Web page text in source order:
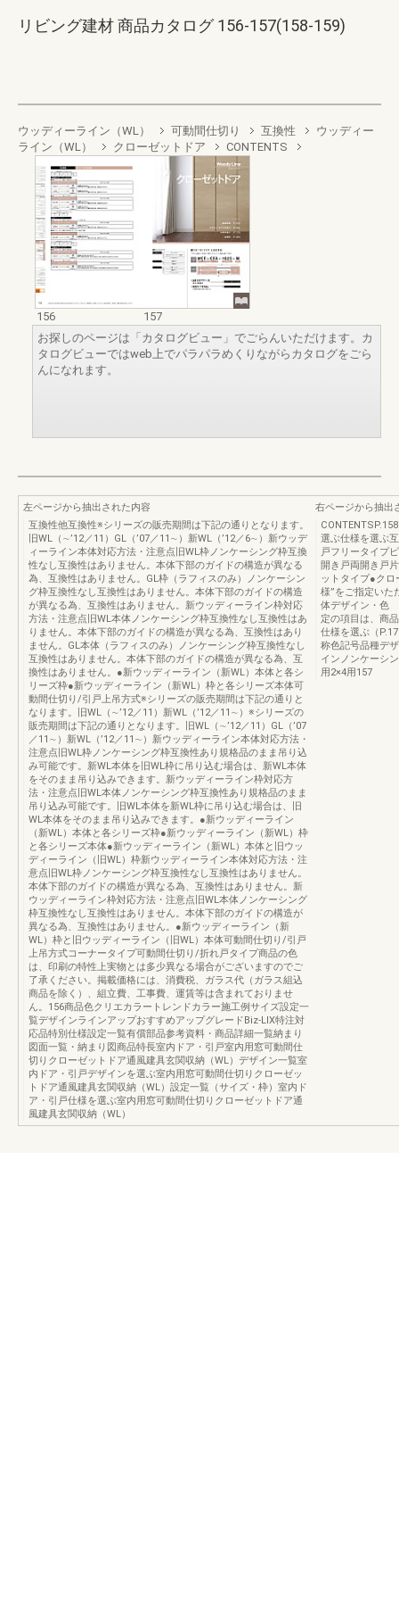
リビング建材 商品カタログ 156-157(158-159)
ウッディーライン（WL） 可動間仕切り 互換性
ウッディー
ライン（WL）
クローゼットドア CONTENTS
156
157
お探しのページは「カタログビュー」でごらんいただけます。カ
タログビューではweb上でパラパラめくりながらカタログをごら
んになれます。
左ページから抽出された内容
互換性他互換性※シリーズの販売期間は下記の通りとなります。
旧WL（∼’12／11）GL（’07／11∼）新WL（’12／6∼）新ウッデ
ィーライン本体対応方法・注意点旧WL枠ノンケーシング枠互換
性なし互換性はありません。本体下部のガイドの構造が異なる
為、互換性はありません。GL枠（ラフィスのみ）ノンケーシン
グ枠互換性なし互換性はありません。本体下部のガイドの構造
が異なる為、互換性はありません。新ウッディーライン枠対応
方法・注意点旧WL本体ノンケーシング枠互換性なし互換性はあ
りません。本体下部のガイドの構造が異なる為、互換性はあり
ません。GL本体（ラフィスのみ）ノンケーシング枠互換性なし
互換性はありません。本体下部のガイドの構造が異なる為、互
換性はありません。●新ウッディーライン（新WL）本体と各シ
リーズ枠●新ウッディーライン（新WL）枠と各シリーズ本体可
動間仕切り/引戸上吊方式※シリーズの販売期間は下記の通りと
なります。旧WL（∼’12／11）新WL（’12／11∼）※シリーズの
販売期間は下記の通りとなります。旧WL（∼’12／11）GL（’07
／11∼）新WL（’12／11∼）新ウッディーライン本体対応方法・
注意点旧WL枠ノンケーシング枠互換性あり規格品のまま吊り込
み可能です。新WL本体を旧WL枠に吊り込む場合は、新WL本体
をそのまま吊り込みできます。新ウッディーライン枠対応方
法・注意点旧WL本体ノンケーシング枠互換性あり規格品のまま
吊り込み可能です。旧WL本体を新WL枠に吊り込む場合は、旧
WL本体をそのまま吊り込みできます。●新ウッディーライン
（新WL）本体と各シリーズ枠●新ウッディーライン（新WL）枠
と各シリーズ本体●新ウッディーライン（新WL）本体と旧ウッ
ディーライン（旧WL）枠新ウッディーライン本体対応方法・注
意点旧WL枠ノンケーシング枠互換性なし互換性はありません。
本体下部のガイドの構造が異なる為、互換性はありません。新
ウッディーライン枠対応方法・注意点旧WL本体ノンケーシング
枠互換性なし互換性はありません。本体下部のガイドの構造が
異なる為、互換性はありません。●新ウッディーライン（新
WL）枠と旧ウッディーライン（旧WL）本体可動間仕切り/引戸
上吊方式コーナータイプ可動間仕切り/折れ戸タイプ商品の色
は、印刷の特性上実物とは多少異なる場合がございますのでご
了承ください。掲載価格には、消費税、ガラス代（ガラス組込
商品を除く）、組立費、工事費、運賃等は含まれておりませ
ん。156商品色クリエカラートレンドカラー施工例サイズ設定一
覧デザインラインアップおすすめアップグレードBiz-LIX特注対
応品特別仕様設定一覧有償部品参考資料・商品詳細一覧納まり
図面一覧・納まり図商品特長室内ドア・引戸室内用窓可動間仕
切りクローゼットドア通風建具玄関収納（WL）デザイン一覧室
内ドア・引戸デザインを選ぶ室内用窓可動間仕切りクローゼッ
トドア通風建具玄関収納（WL）設定一覧（サイズ・枠）室内ド
ア・引戸仕様を選ぶ室内用窓可動間仕切りクローゼットドア通
風建具玄関収納（WL）
右ページから抽出
選ぶ仕様を選ぶ
戸フリータイプ
開き戸両開き戸
ットタイプ●クロ
様”をご指定いた
体デザイン・色
定の項目は、商
仕様を選ぶ（
称色記号品種デ
インノンケーシ
用2×4用157